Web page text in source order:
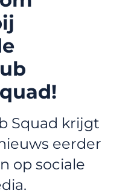
Squad krijgt
eerder
op sociale